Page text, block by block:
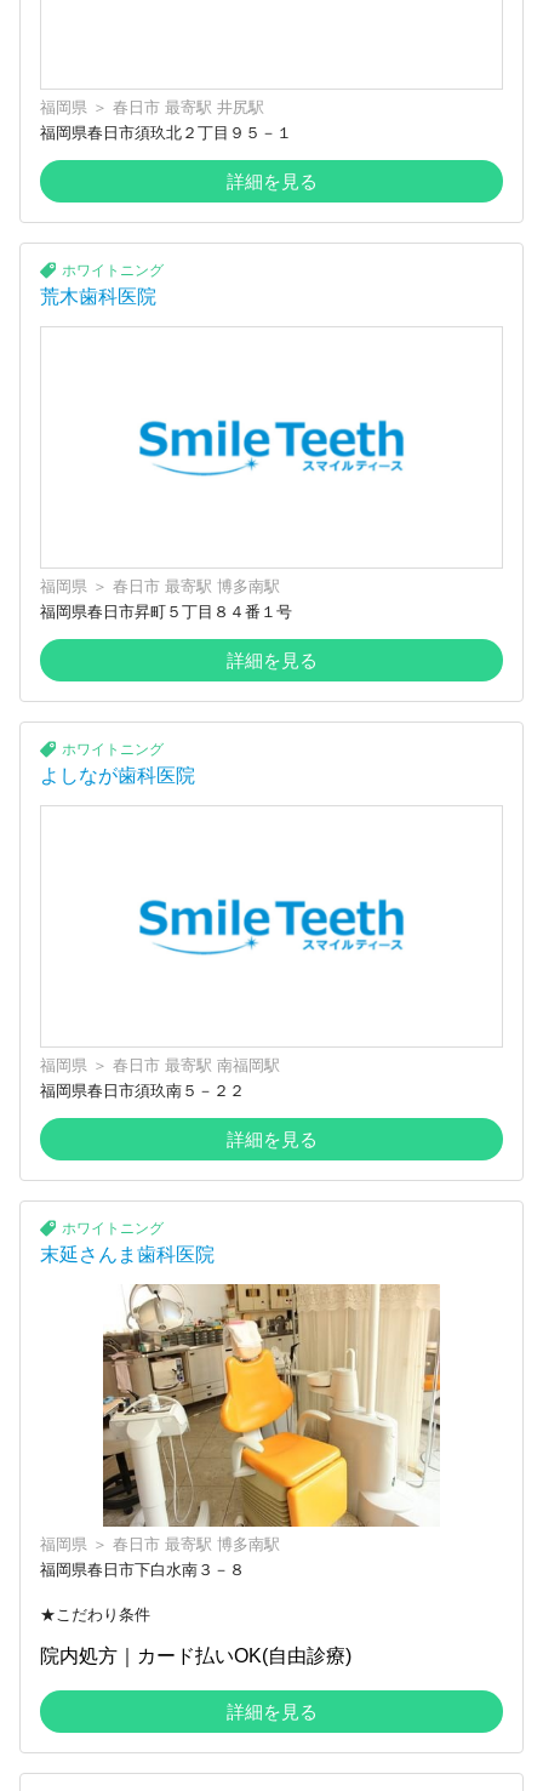
福岡県 ＞ 春日市 最寄駅 井尻駅
福岡県春日市須玖北２丁目９５－１
詳細を見る
ホワイトニング
荒木歯科医院
福岡県 ＞ 春日市 最寄駅 博多南駅
福岡県春日市昇町５丁目８４番１号
詳細を見る
ホワイトニング
よしなが歯科医院
福岡県 ＞ 春日市 最寄駅 南福岡駅
福岡県春日市須玖南５－２２
詳細を見る
ホワイトニング
末延さんま歯科医院
福岡県 ＞ 春日市 最寄駅 博多南駅
福岡県春日市下白水南３－８
★こだわり条件
院内処方｜カード払いOK(自由診療)
詳細を見る